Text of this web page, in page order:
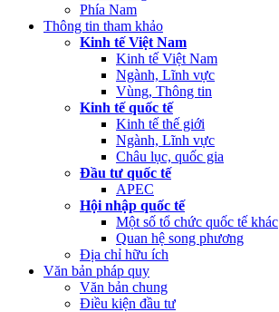
Phía Nam
Thông tin tham khảo
Kinh tế Việt Nam
Kinh tế Việt Nam
Ngành, Lĩnh vực
Vùng, Thông tin
Kinh tế quốc tế
Kinh tế thế giới
Ngành, Lĩnh vực
Châu lục, quốc gia
Đầu tư quốc tế
APEC
Hội nhập quốc tế
Một số tổ chức quốc tế khác
Quan hệ song phương
Địa chỉ hữu ích
Văn bản pháp quy
Văn bản chung
Điều kiện đầu tư